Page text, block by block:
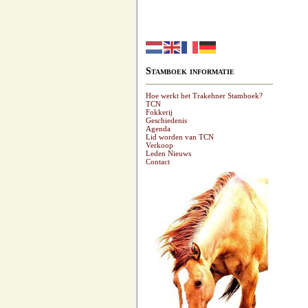
Stamboek informatie
Hoe werkt het Trakehner Stamboek?
TCN
Fokkerij
Geschiedenis
Agenda
Lid worden van TCN
Verkoop
Leden Nieuws
Contact